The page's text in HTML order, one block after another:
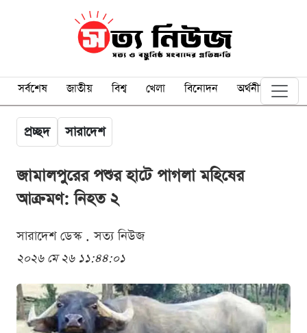
সর্বশেষ জাতীয় বিশ্ব খেলা বিনোদন অর্থনীতি
প্রচ্ছদ সারাদেশ
জামালপুরের পশুর হাটে পাগলা মহিষের
আক্রমণ: নিহত ২
সারাদেশ ডেস্ক . সত্য নিউজ
২০২৬ মে ২৬ ১১:৪৪:০১